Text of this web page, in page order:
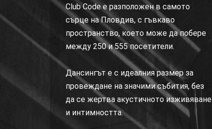
Club Code е разположен в самото
сърце на Пловдив, с гъвкаво
пространство, което може да побере
между 250 и 555 посетители.
Дансингът е с идеалния размер за
провеждане на значими събития, без
да се жертва акустичното изживяване
и интимността.